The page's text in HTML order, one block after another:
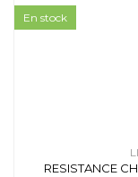
RESISTANCE
En stock